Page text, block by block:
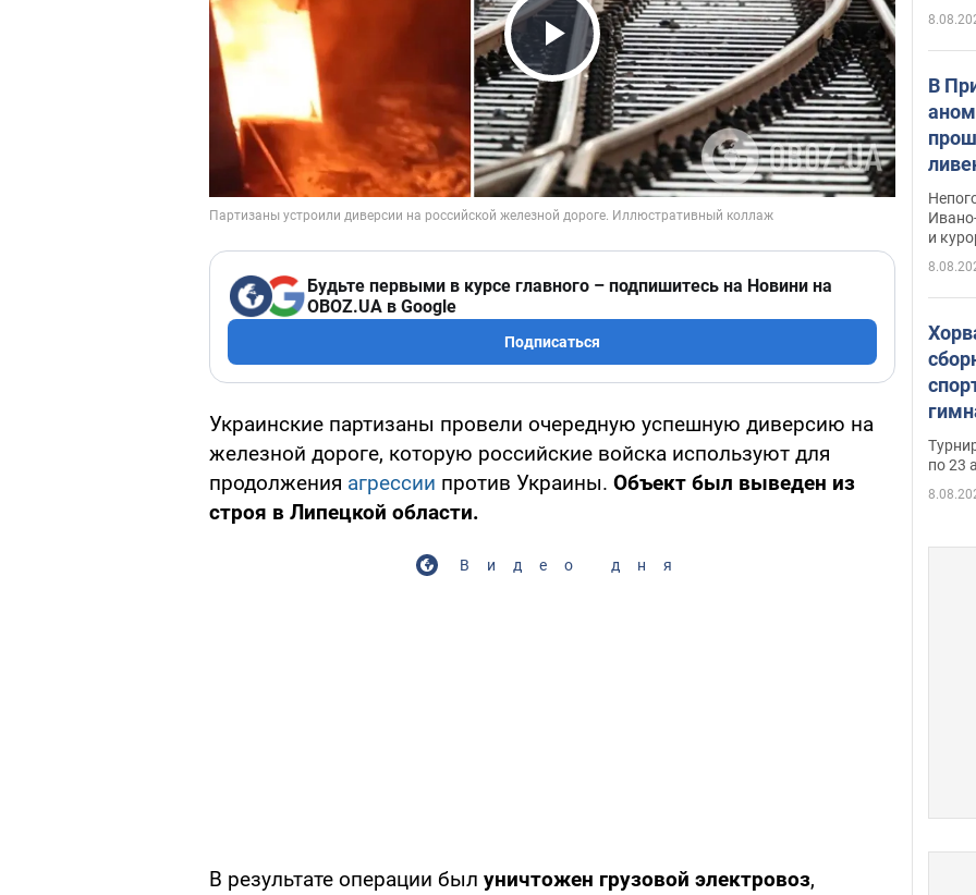
Play Video
Будьте первыми в курсе главного – подпишитесь на Новини на
OBOZ.UA в Google
Подписаться
Украинские партизаны провели очередную успешную диверсию на
железной дороге, которую российские войска используют для
продолжения агрессии против Украины. Объект был выведен из
строя в Липецкой области.
Видео дня
В результате операции был уничтожен грузовой электровоз,
В
и
на
по 23